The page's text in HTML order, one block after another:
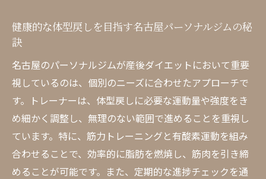
健康的な体型戻しを目指す名古屋パーソナルジムの秘
訣
名古屋のパーソナルジムが産後ダイエットにおいて重要
視しているのは、個別のニーズに合わせたアプローチで
す。トレーナーは、体型戻しに必要な運動量や強度をき
め細かく調整し、無理のない範囲で進めることを重視し
ています。特に、筋力トレーニングと有酸素運動を組み
合わせることで、効率的に脂肪を燃焼し、筋肉を引き締
めることが可能です。また、定期的な進捗チェックを通